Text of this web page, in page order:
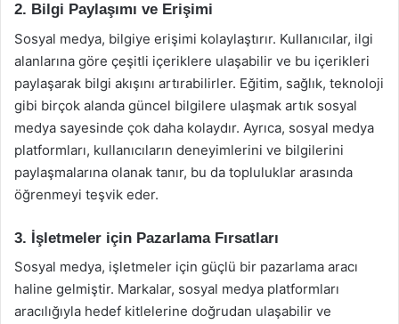
2. Bilgi Paylaşımı ve Erişimi
Sosyal medya, bilgiye erişimi kolaylaştırır. Kullanıcılar, ilgi
alanlarına göre çeşitli içeriklere ulaşabilir ve bu içerikleri
paylaşarak bilgi akışını artırabilirler. Eğitim, sağlık, teknoloji
gibi birçok alanda güncel bilgilere ulaşmak artık sosyal
medya sayesinde çok daha kolaydır. Ayrıca, sosyal medya
platformları, kullanıcıların deneyimlerini ve bilgilerini
paylaşmalarına olanak tanır, bu da topluluklar arasında
öğrenmeyi teşvik eder.
3. İşletmeler için Pazarlama Fırsatları
Sosyal medya, işletmeler için güçlü bir pazarlama aracı
haline gelmiştir. Markalar, sosyal medya platformları
aracılığıyla hedef kitlelerine doğrudan ulaşabilir ve